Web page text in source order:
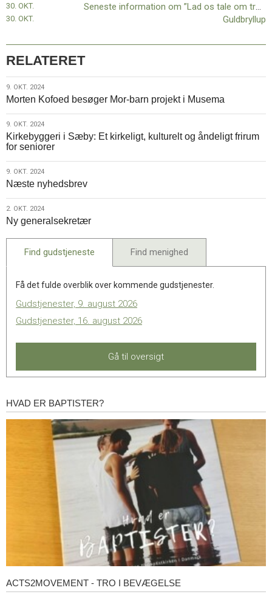
Seneste information om ”Lad os tale om tro”-kampagnen
30. OKT.
Guldbryllup
30. OKT.
RELATERET
9.
okt.
2024
9. OKT. 2024
Morten Kofoed besøger Mor-barn projekt i Musema
9.
okt.
2024
9. OKT. 2024
Kirkebyggeri i Sæby: Et kirkeligt, kulturelt og åndeligt frirum
for seniorer
9.
okt.
2024
9. OKT. 2024
Næste nyhedsbrev
2.
okt.
2024
2. OKT. 2024
Ny generalsekretær
Find gudstjeneste Find menighed
Få det fulde overblik over kommende gudstjenester.
Gudstjenester, 9. august 2026
Gudstjenester, 16. august 2026
Gå til oversigt
Hvad
er
HVAD ER BAPTISTER?
Acts2Movement
ACTS2MOVEMENT - TRO I BEVÆGELSE